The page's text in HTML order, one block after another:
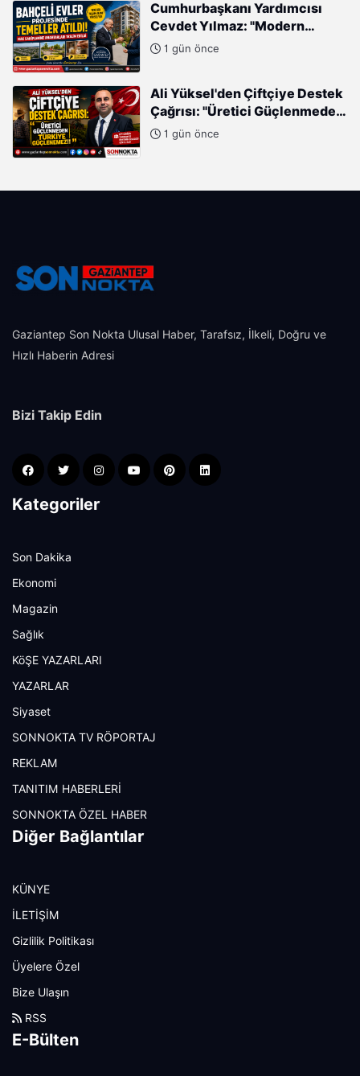
Cumhurbaşkanı Yardımcısı
Cevdet Yılmaz: "Modern
Türkiye'nin İmarında
1 gün önce
Ali Yüksel'den Çiftçiye Destek
Çağrısı: "Üretici Güçlenmeden
Türkiye Güçlenemez!"
1 gün önce
Gaziantep Son Nokta Ulusal Haber, Tarafsız, İlkeli, Doğru ve
Hızlı Haberin Adresi
Bizi Takip Edin
Kategoriler
Son Dakika
Ekonomi
Magazin
Sağlık
KöŞE YAZARLARI
YAZARLAR
Siyaset
SONNOKTA TV RÖPORTAJ
REKLAM
TANITIM HABERLERİ
SONNOKTA ÖZEL HABER
Diğer Bağlantılar
KÜNYE
İLETİŞİM
Gizlilik Politikası
Üyelere Özel
Bize Ulaşın
RSS
E-Bülten